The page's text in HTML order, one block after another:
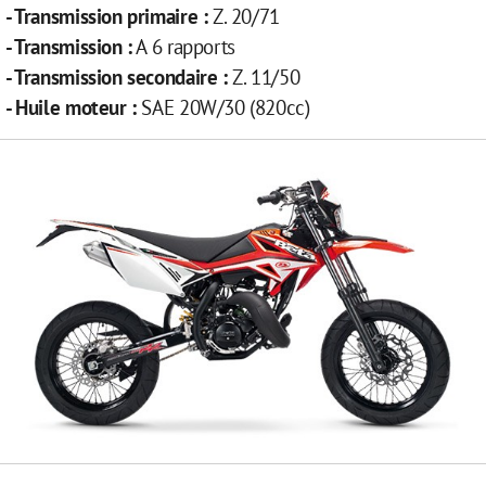
- Transmission primaire :Z. 20/71
- Transmission :A 6 rapports
- Transmission secondaire :Z. 11/50
- Huile moteur :SAE 20W/30 (820cc)